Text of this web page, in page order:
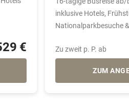
€
inklusive Hotels,
Nationalparkbesuche
Zu zweit p. P. ab
ZUM